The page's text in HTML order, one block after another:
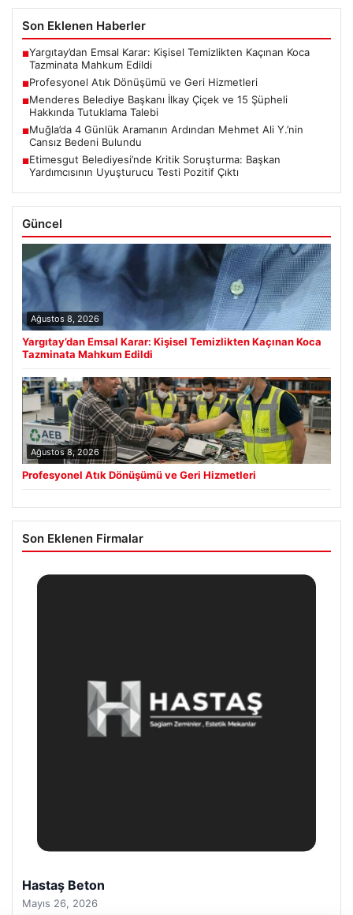
Son Eklenen Haberler
■Yargıtay’dan Emsal Karar: Kişisel Temizlikten Kaçınan Koca
Tazminata Mahkum Edildi
■Profesyonel Atık Dönüşümü ve Geri Hizmetleri
■Menderes Belediye Başkanı İlkay Çiçek ve 15 Şüpheli
Hakkında Tutuklama Talebi
■Muğla’da 4 Günlük Aramanın Ardından Mehmet Ali Y.’nin
Cansız Bedeni Bulundu
■Etimesgut Belediyesi’nde Kritik Soruşturma: Başkan
Yardımcısının Uyuşturucu Testi Pozitif Çıktı
Güncel
Ağustos 8, 2026
Yargıtay’dan Emsal Karar: Kişisel Temizlikten Kaçınan Koca
Tazminata Mahkum Edildi
Ağustos 8, 2026
Profesyonel Atık Dönüşümü ve Geri Hizmetleri
Son Eklenen Firmalar
Prenses Night Club
Nisan 29, 2026